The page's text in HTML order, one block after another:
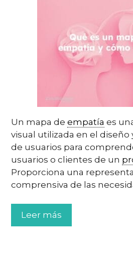
Un mapa de empatía es
visual utilizada en el diseño
de usuarios para
usuarios o clientes de un
Proporciona una
comprensiva de las
Leer más